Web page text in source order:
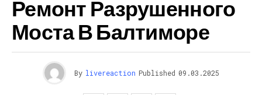
Ремонт Разрушенного
Моста В Балтиморе
By livereaction Published 09.03.2025